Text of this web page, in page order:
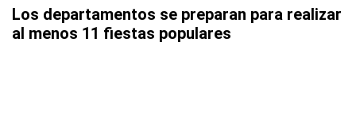
Los departamentos se preparan para realizar
al menos 11 fiestas populares